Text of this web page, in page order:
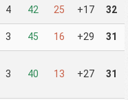
4 42 25 +17 32
3 45 16 +29 31
3 40 13 +27 31